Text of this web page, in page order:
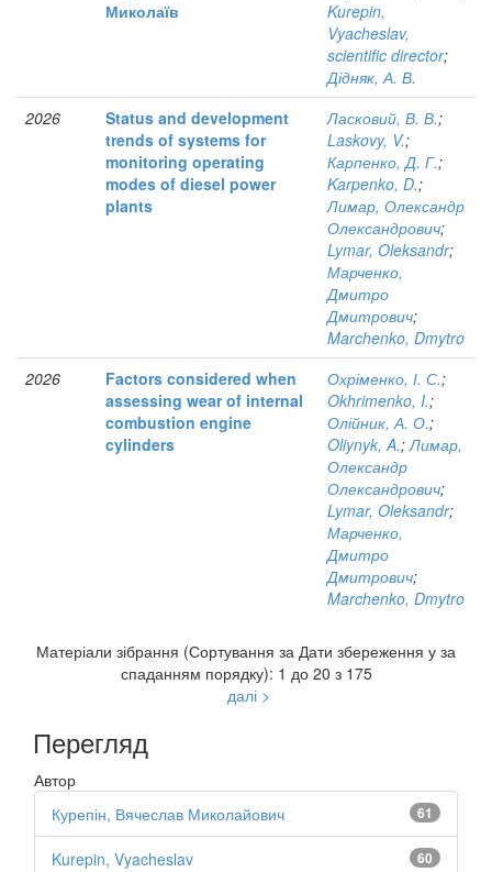
Миколаїв
Kurepin,
Vyacheslav,
scientific director;
Дідняк, А. В.
2026
Status and development
trends of systems for
monitoring operating
modes of diesel power
plants
Ласковий, В. В.;
Laskovy, V.;
Карпенко, Д. Г.;
Karpenko, D.;
Лимар, Олександр
Олександрович;
Lymar, Oleksandr;
Марченко,
Дмитро
Дмитрович;
Marchenko, Dmytro
2026
Factors considered when
assessing wear of internal
combustion engine
cylinders
Охріменко, І. С.;
Okhrimenko, I.;
Олійник, А. О.;
Oliynyk, A.;Лимар,
Олександр
Олександрович;
Lymar, Oleksandr;
Марченко,
Дмитро
Дмитрович;
Marchenko, Dmytro
Матеріали зібрання (Сортування за Дати збереження у за
спаданням порядку): 1 до 20 з 175
далі >
Перегляд
Автор
61
Курепін, Вячеслав Миколайович
60
Kurepin, Vyacheslav